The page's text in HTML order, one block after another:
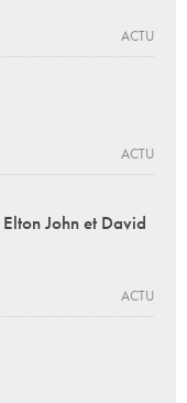
ACTU
ACTU
John et David
ACTU